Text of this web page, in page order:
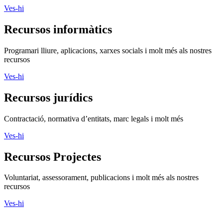
Ves-hi
Recursos informàtics
Programari lliure, aplicacions, xarxes socials i molt més als nostres
recursos
Ves-hi
Recursos jurídics
Contractació, normativa d’entitats, marc legals i molt més
Ves-hi
Recursos Projectes
Voluntariat, assessorament, publicacions i molt més als nostres
recursos
Ves-hi